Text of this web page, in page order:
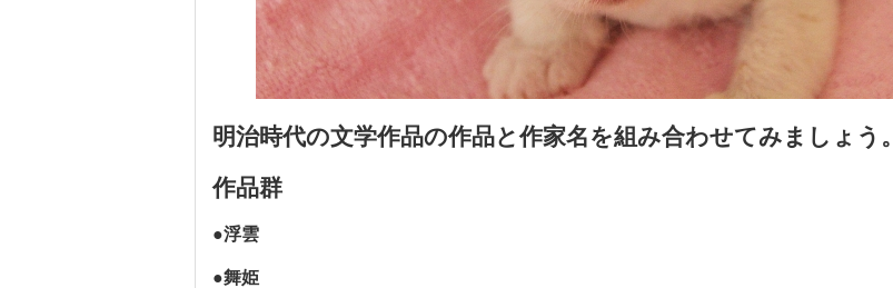
明治時代の文学作品の作品と作家名を組み合わせてみましょう。
作品群
●浮雲
●舞姫